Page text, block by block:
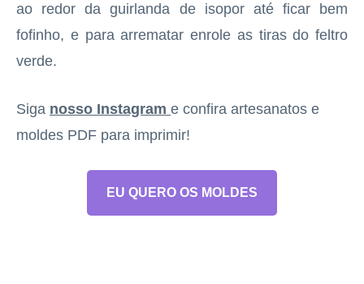
ao redor da guirlanda de isopor até ficar bem
fofinho, e para arrematar enrole as tiras do feltro
verde.
Siga nosso Instagram e confira artesanatos e
moldes PDF para imprimir!
EU QUERO OS MOLDES